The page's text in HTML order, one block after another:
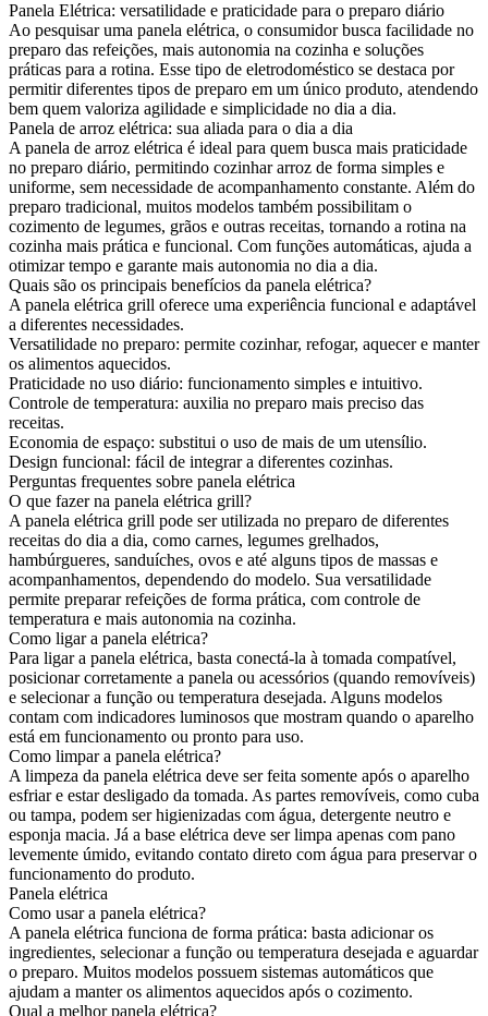
Panela Elétrica: versatilidade e praticidade para o preparo diário
Ao pesquisar uma panela elétrica, o consumidor busca facilidade no
preparo das refeições, mais autonomia na cozinha e soluções
práticas para a rotina. Esse tipo de eletrodoméstico se destaca por
permitir diferentes tipos de preparo em um único produto, atendendo
bem quem valoriza agilidade e simplicidade no dia a dia.
Panela de arroz elétrica: sua aliada para o dia a dia
A panela de arroz elétrica é ideal para quem busca mais praticidade
no preparo diário, permitindo cozinhar arroz de forma simples e
uniforme, sem necessidade de acompanhamento constante. Além do
preparo tradicional, muitos modelos também possibilitam o
cozimento de legumes, grãos e outras receitas, tornando a rotina na
cozinha mais prática e funcional. Com funções automáticas, ajuda a
otimizar tempo e garante mais autonomia no dia a dia.
Quais são os principais benefícios da panela elétrica?
A panela elétrica grill oferece uma experiência funcional e adaptável
a diferentes necessidades.
Versatilidade no preparo: permite cozinhar, refogar, aquecer e manter
os alimentos aquecidos.
Praticidade no uso diário: funcionamento simples e intuitivo.
Controle de temperatura: auxilia no preparo mais preciso das
receitas.
Economia de espaço: substitui o uso de mais de um utensílio.
Design funcional: fácil de integrar a diferentes cozinhas.
Perguntas frequentes sobre panela elétrica
O que fazer na panela elétrica grill?
A panela elétrica grill pode ser utilizada no preparo de diferentes
receitas do dia a dia, como carnes, legumes grelhados,
hambúrgueres, sanduíches, ovos e até alguns tipos de massas e
acompanhamentos, dependendo do modelo. Sua versatilidade
permite preparar refeições de forma prática, com controle de
temperatura e mais autonomia na cozinha.
Como ligar a panela elétrica?
Para ligar a panela elétrica, basta conectá-la à tomada compatível,
posicionar corretamente a panela ou acessórios (quando removíveis)
e selecionar a função ou temperatura desejada. Alguns modelos
contam com indicadores luminosos que mostram quando o aparelho
está em funcionamento ou pronto para uso.
Como limpar a panela elétrica?
A limpeza da panela elétrica deve ser feita somente após o aparelho
esfriar e estar desligado da tomada. As partes removíveis, como cuba
ou tampa, podem ser higienizadas com água, detergente neutro e
esponja macia. Já a base elétrica deve ser limpa apenas com pano
levemente úmido, evitando contato direto com água para preservar o
funcionamento do produto.
Panela elétrica
Como usar a panela elétrica?
A panela elétrica funciona de forma prática: basta adicionar os
ingredientes, selecionar a função ou temperatura desejada e aguardar
o preparo. Muitos modelos possuem sistemas automáticos que
ajudam a manter os alimentos aquecidos após o cozimento.
Qual a melhor panela elétrica?